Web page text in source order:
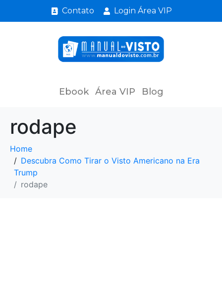
Contato Login Área VIP
Ebook Área VIP Blog
rodape
Home
Descubra Como Tirar o Visto Americano na Era
Trump
rodape